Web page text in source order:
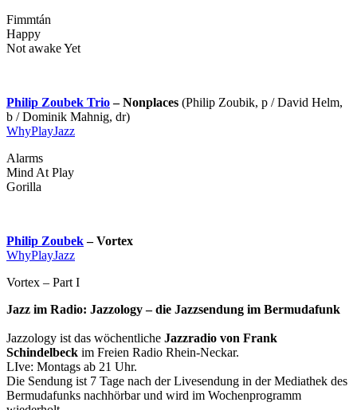
Fimmtán
Happy
Not awake Yet
Philip Zoubek Trio– Nonplaces (Philip Zoubik, p / David Helm,
b / Dominik Mahnig, dr)
WhyPlayJazz
Alarms
Mind At Play
Gorilla
Philip Zoubek– Vortex
WhyPlayJazz
Vortex – Part I
Jazz im Radio: Jazzology – die Jazzsendung im Bermudafunk
Jazzology ist das wöchentliche Jazzradio von Frank
Schindelbeck im Freien Radio Rhein-Neckar.
LIve: Montags ab 21 Uhr.
Die Sendung ist 7 Tage nach der Livesendung in der Mediathek des
Bermudafunks nachhörbar und wird im Wochenprogramm